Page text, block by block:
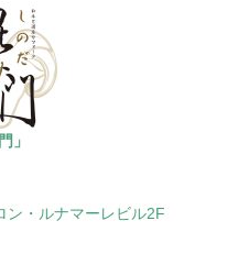
」
ン・ルナマーレビル2F